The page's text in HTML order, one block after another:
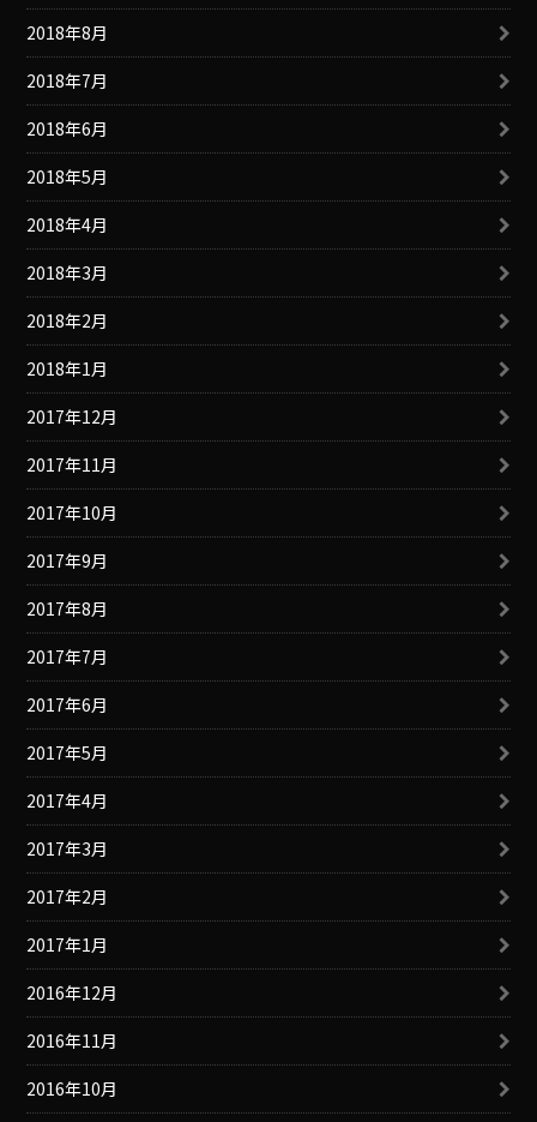
2018年8月
2018年7月
2018年6月
2018年5月
2018年4月
2018年3月
2018年2月
2018年1月
2017年12月
2017年11月
2017年10月
2017年9月
2017年8月
2017年7月
2017年6月
2017年5月
2017年4月
2017年3月
2017年2月
2017年1月
2016年12月
2016年11月
2016年10月